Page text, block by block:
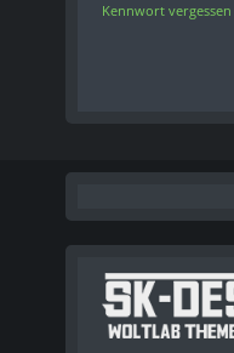
Kennwort vergessen